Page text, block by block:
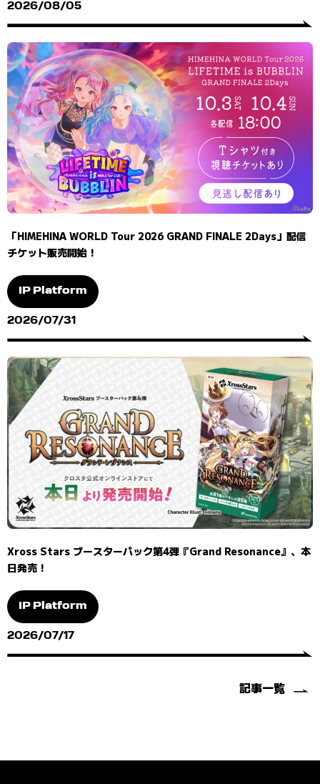
2026/08/05
「HIMEHINA WORLD Tour 2026 GRAND FINALE 2Days」配信
チケット販売開始！
IP Platform
2026/07/31
Xross Stars ブースターパック第4弾『Grand Resonance』、本
日発売！
IP Platform
2026/07/17
記事一覧